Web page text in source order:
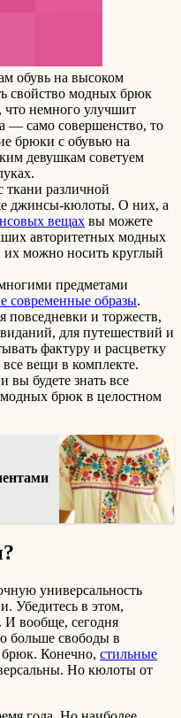
обувь на высоком
свойство модных брюк
что немного улучшит
— само совершенство, то
брюки с обувью на
девушкам советуем
различной
джинсы-кюлоты. О них, а
вещах вы можете
авторитетных модных
их можно носить круглый
предметами
современные образы.
и торжеств,
для путешествий и
фактуру и расцветку
вещи в комплекте.
вы будете знать все
брюк в целостном
универсальность
Убедитесь в этом,
И вообще, сегодня
больше свободы в
Конечно, стильные
Но кюлоты от